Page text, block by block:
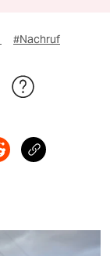
#Nachruf